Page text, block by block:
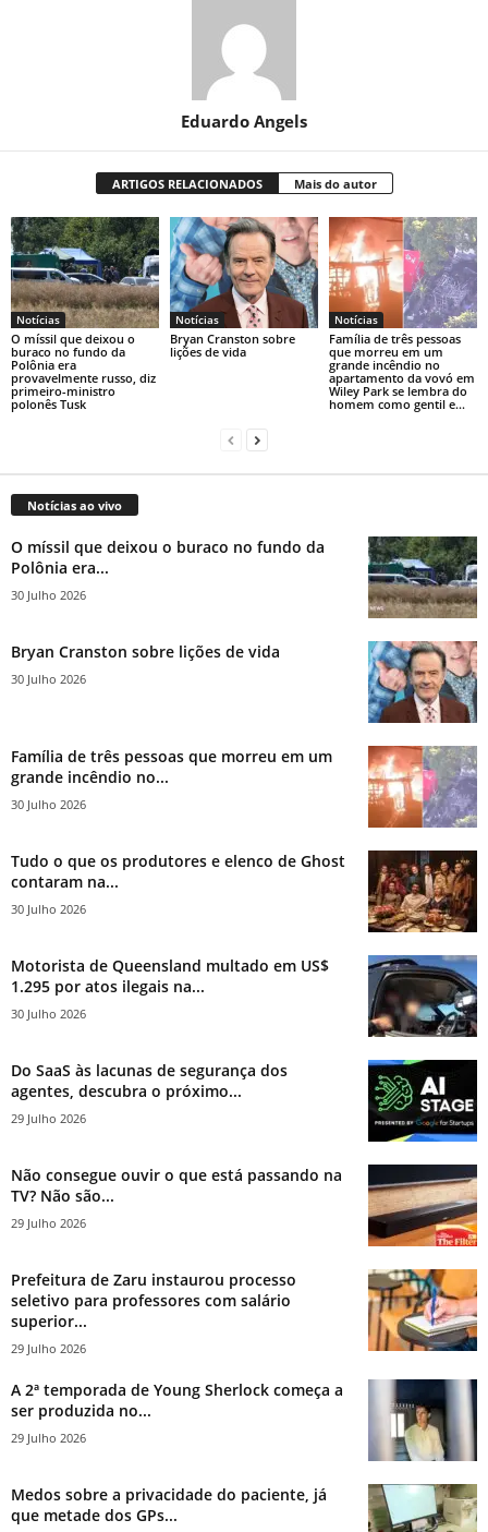
Eduardo Angels
ARTIGOS RELACIONADOS Mais do autor
Notícias
O míssil que deixou o
buraco no fundo da
Polônia era
provavelmente russo, diz
primeiro-ministro
polonês Tusk
Notícias
Bryan Cranston sobre
lições de vida
Notícias
Família de três pessoas
que morreu em um
grande incêndio no
apartamento da vovó em
Wiley Park se lembra do
homem como gentil e...
Notícias ao vivo
O míssil que deixou o buraco no fundo da
Polônia era...
30 Julho 2026
Bryan Cranston sobre lições de vida
30 Julho 2026
Família de três pessoas que morreu em um
grande incêndio no...
30 Julho 2026
Tudo o que os produtores e elenco de Ghost
contaram na...
30 Julho 2026
Motorista de Queensland multado em US$
1.295 por atos ilegais na...
30 Julho 2026
Do SaaS às lacunas de segurança dos
agentes, descubra o próximo...
29 Julho 2026
Não consegue ouvir o que está passando na
TV? Não são...
29 Julho 2026
Prefeitura de Zaru instaurou processo
seletivo para professores com salário
superior...
29 Julho 2026
A 2ª temporada de Young Sherlock começa a
ser produzida no...
29 Julho 2026
Medos sobre a privacidade do paciente, já
que metade dos GPs...